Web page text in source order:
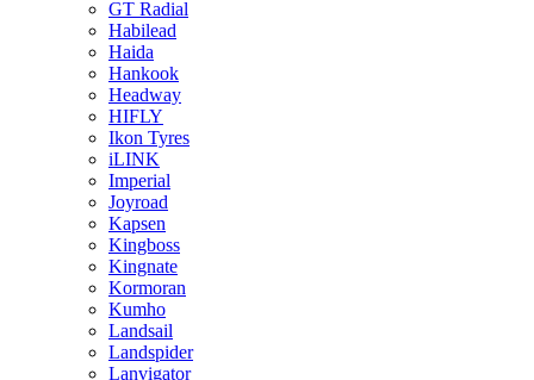
GT Radial
Habilead
Haida
Hankook
Headway
HIFLY
Ikon Tyres
iLINK
Imperial
Joyroad
Kapsen
Kingboss
Kingnate
Kormoran
Kumho
Landsail
Landspider
Lanvigator